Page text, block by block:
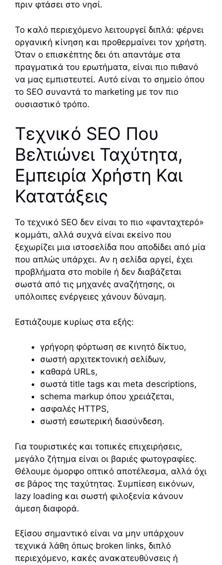
πριν φτάσει στο νησί.
Το καλό περιεχόμενο λειτουργεί διπλά: φέρνει
οργανική κίνηση και προθερμαίνει τον χρήστη.
Όταν ο επισκέπτης δει ότι απαντάμε στα
πραγματικά του ερωτήματα, είναι πιο πιθανό
να μας εμπιστευτεί. Αυτό είναι το σημείο όπου
το SEO συναντά το marketing με τον πιο
ουσιαστικό τρόπο.
Τεχνικό SEO Που
Βελτιώνει Ταχύτητα,
Εμπειρία Χρήστη Και
Κατατάξεις
Το τεχνικό SEO δεν είναι το πιο «φανταχτερό»
κομμάτι, αλλά συχνά είναι εκείνο που
ξεχωρίζει μια ιστοσελίδα που αποδίδει από μία
που απλώς υπάρχει. Αν η σελίδα αργεί, έχει
προβλήματα στο mobile ή δεν διαβάζεται
σωστά από τις μηχανές αναζήτησης, οι
υπόλοιπες ενέργειες χάνουν δύναμη.
Εστιάζουμε κυρίως στα εξής:
γρήγορη φόρτωση σε κινητό δίκτυο,
σωστή αρχιτεκτονική σελίδων,
καθαρά URLs,
σωστά title tags και meta descriptions,
schema markup όπου χρειάζεται,
ασφαλές HTTPS,
σωστή εσωτερική διασύνδεση.
Για τουριστικές και τοπικές επιχειρήσεις,
μεγάλο ζήτημα είναι οι βαριές φωτογραφίες.
Θέλουμε όμορφο οπτικό αποτέλεσμα, αλλά όχι
σε βάρος της ταχύτητας. Συμπίεση εικόνων,
lazy loading και σωστή φιλοξενία κάνουν
άμεση διαφορά.
Εξίσου σημαντικό είναι να μην υπάρχουν
τεχνικά λάθη όπως broken links, διπλό
περιεχόμενο, κακές ανακατευθύνσεις ή